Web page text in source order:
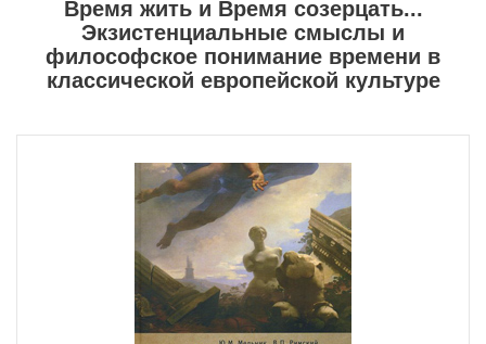
Время жить и Время созерцать...
Экзистенциальные смыслы и
философское понимание времени в
классической европейской культуре